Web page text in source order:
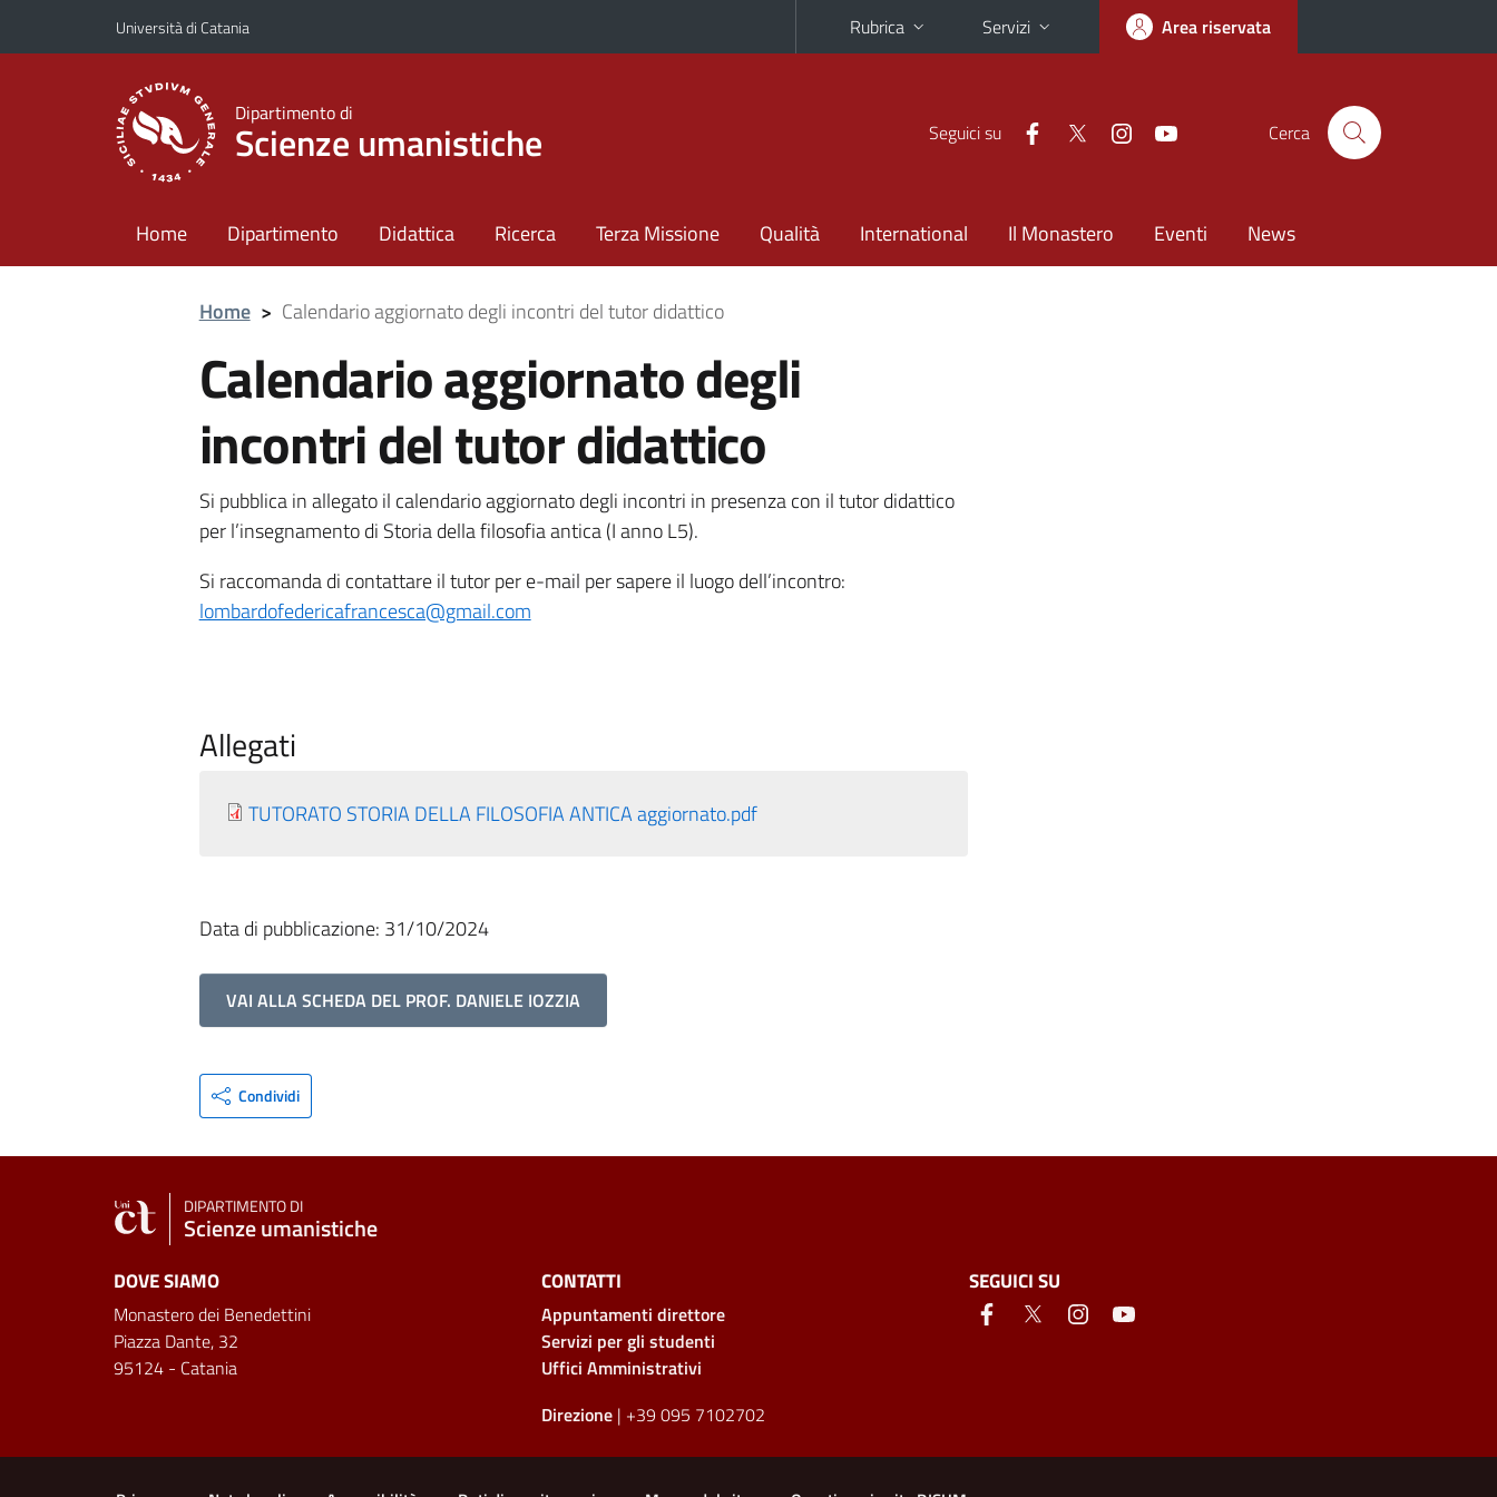
Vai al contenuto principale
Vai al menu di navigazione
Università di Catania Rubrica Servizi Area riservata
Dipartimento di
Scienze umanistiche Seguici su Cerca
Home Dipartimento Didattica Ricerca Terza Missione Qualità International Il Monastero Eventi News
Home > Calendario aggiornato degli incontri del tutor didattico
Calendario aggiornato degli
incontri del tutor didattico
Si pubblica in allegato il calendario aggiornato degli incontri in presenza con il tutor didattico
per l’insegnamento di Storia della filosofia antica (I anno L5).
Si raccomanda di contattare il tutor per e-mail per sapere il luogo dell’incontro:
lombardofedericafrancesca@gmail.com
Allegati
TUTORATO STORIA DELLA FILOSOFIA ANTICA aggiornato.pdf
Data di pubblicazione: 31/10/2024
VAI ALLA SCHEDA DEL PROF. DANIELE IOZZIA
Condividi
DIPARTIMENTO DI
Scienze umanistiche
DOVE SIAMO
Monastero dei Benedettini
Piazza Dante, 32
95124 - Catania
CONTATTI
Appuntamenti direttore
Servizi per gli studenti
Uffici Amministrativi
Direzione| +39 095 7102702
SEGUICI SU